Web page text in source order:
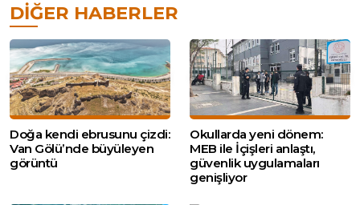
DIĞER HABERLER
Doğa kendi ebrusunu çizdi:
Van Gölü’nde büyüleyen
görüntü
Okullarda yeni dönem:
MEB ile İçişleri anlaştı,
güvenlik uygulamaları
genişliyor